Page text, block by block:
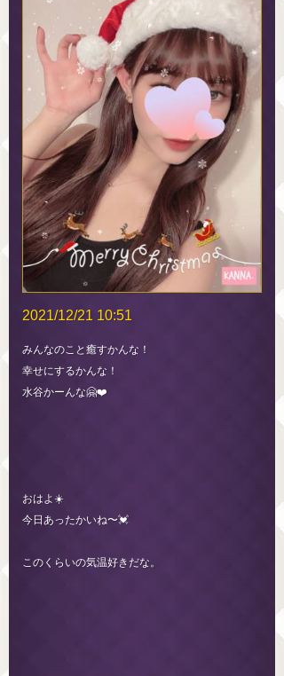
2021/12/21 10:51
みんなのこと癒すかんな！
幸せにするかんな！
水谷かーんな🤗❤️
おはよ☀️
今日あったかいね〜💓
このくらいの気温好きだな。